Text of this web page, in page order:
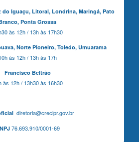
do Iguaçu, Litoral, Londrina, Maringá, Pato
Ponta Grossa
às 12h / 13h às 17h30
Norte Pioneiro, Toledo, Umuarama
às 12h / 13h às 17h
Francisco Beltrão
às 12h / 13h30 às 16h30
diretoria@crecipr.gov.br
76.693.910/0001-69